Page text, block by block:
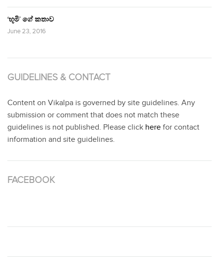
‘භූමි’ ගේ කතාව
June 23, 2016
GUIDELINES & CONTACT
Content on Vikalpa is governed by site guidelines. Any
submission or comment that does not match these
guidelines is not published. Please click here for contact
information and site guidelines.
FACEBOOK